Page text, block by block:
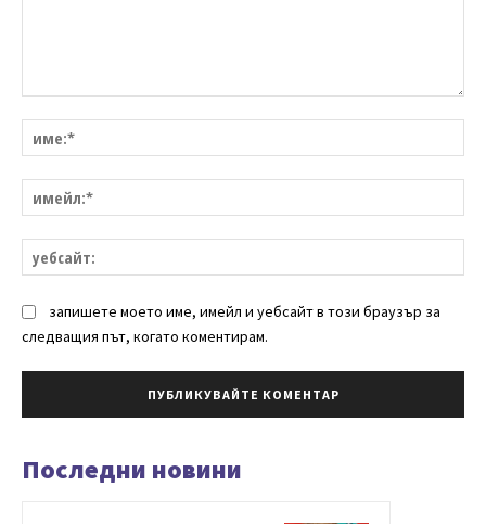
запишете моето име, имейл и уебсайт в този браузър за
следващия път, когато коментирам.
Последни новини